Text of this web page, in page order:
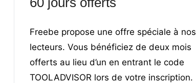
Freebe propose une offre spéciale à nos
lecteurs. Vous bénéficiez de deux mois
offerts au lieu d’un en entrant le code
TOOLADVISOR lors de votre inscription.